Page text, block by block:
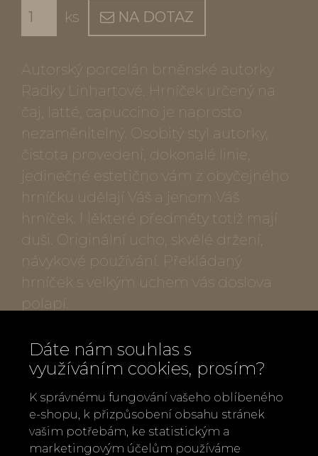
ks NA DOTAZ
Autorský porcelán brněnské autorky
Radky Linhartové. Hrníček určený na
čaj, latté, capuccino je naprosto
nezaměnitelný. Osobitý styl autorky,
čistota provedení, dokonalé linie,
jedinečné estetično vám z obyčejného
hrníčku udělají Váš a jenom Váš
hrníček. Některé předměty totiž mají
duši. Originální ucho, skvělé držení,
návykové používání. Překládaný
hrníček s velkým uchem vás doslova
polapí.
Popis produktu:
Autorský porcelán
Autorka: Radka Linhartová
Vyrobeno v České republice
Materiál: porcelán, platina
Dáte nám souhlas s
využíváním cookies, prosím?
K správnému fungování vašeho oblíbeného
e-shopu, k přizpůsobení obsahu stránek
vašim potřebám, ke statistickým a
marketingovým účelům používáme